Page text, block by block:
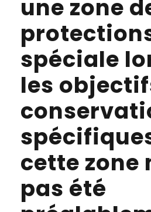
une zone
spéciale
les
cette zone
pas été